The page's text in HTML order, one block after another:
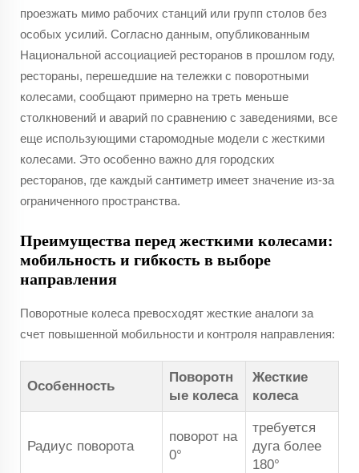
проезжать мимо рабочих станций или групп столов без
особых усилий. Согласно данным, опубликованным
Национальной ассоциацией ресторанов в прошлом году,
рестораны, перешедшие на тележки с поворотными
колесами, сообщают примерно на треть меньше
столкновений и аварий по сравнению с заведениями, все
еще использующими старомодные модели с жесткими
колесами. Это особенно важно для городских
ресторанов, где каждый сантиметр имеет значение из-за
ограниченного пространства.
Преимущества перед жесткими колесами:
мобильность и гибкость в выборе
направления
Поворотные колеса превосходят жесткие аналоги за
счет повышенной мобильности и контроля направления:
Особенность
Поворотн
ые колеса
Жесткие
колеса
Радиус поворота
поворот на
0°
требуется
дуга более
180°